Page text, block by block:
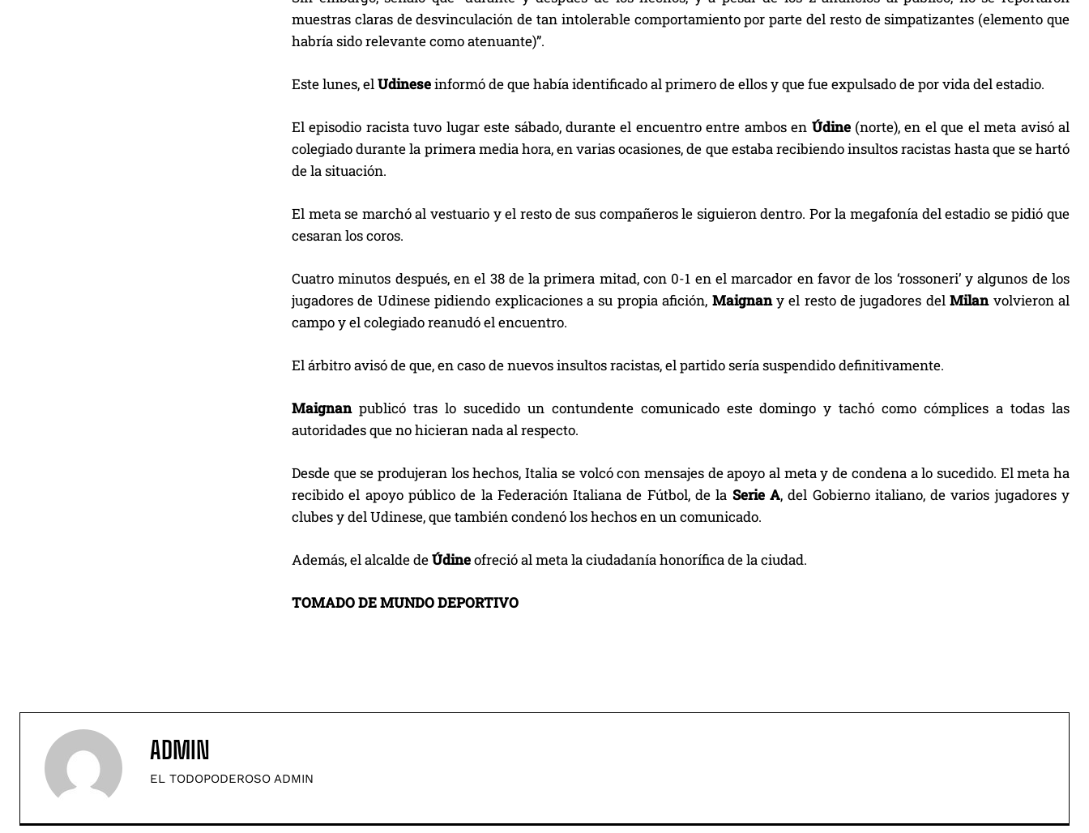
muestras claras de desvinculación de tan intolerable comportamiento por parte del resto de simpatizantes (elemento que
habría sido relevante como atenuante)”.
Este lunes, elUdineseinformó de que había identificado al primero de ellos y que fue expulsado de por vida del estadio.
El episodio racista tuvo lugar este sábado, durante el encuentro entre ambos en Údine(norte), en el que el meta avisó al
colegiado durante la primera media hora, en varias ocasiones, de que estaba recibiendo insultos racistas hasta que se hartó
de la situación.
El meta se marchó al vestuario y el resto de sus compañeros le siguieron dentro. Por la megafonía del estadio se pidió que
cesaran los coros.
Cuatro minutos después, en el 38 de la primera mitad, con 0-1 en el marcador en favor de los ‘rossoneri’ y algunos de los
jugadores de Udinese pidiendo explicaciones a su propia afición, Maignany el resto de jugadores delMilanvolvieron al
campo y el colegiado reanudó el encuentro.
El árbitro avisó de que, en caso de nuevos insultos racistas, el partido sería suspendido definitivamente.
Maignanpublicó tras lo sucedido un contundente comunicado este domingo y tachó como cómplices a todas las
autoridades que no hicieran nada al respecto.
Desde que se produjeran los hechos, Italia se volcó con mensajes de apoyo al meta y de condena a lo sucedido. El meta ha
recibido el apoyo público de la Federación Italiana de Fútbol, de la Serie A, del Gobierno italiano, de varios jugadores y
clubes y del Udinese, que también condenó los hechos en un comunicado.
Además, el alcalde deÚdineofreció al meta la ciudadanía honorífica de la ciudad.
TOMADO DE MUNDO DEPORTIVO
ADMIN
EL TODOPODEROSO ADMIN